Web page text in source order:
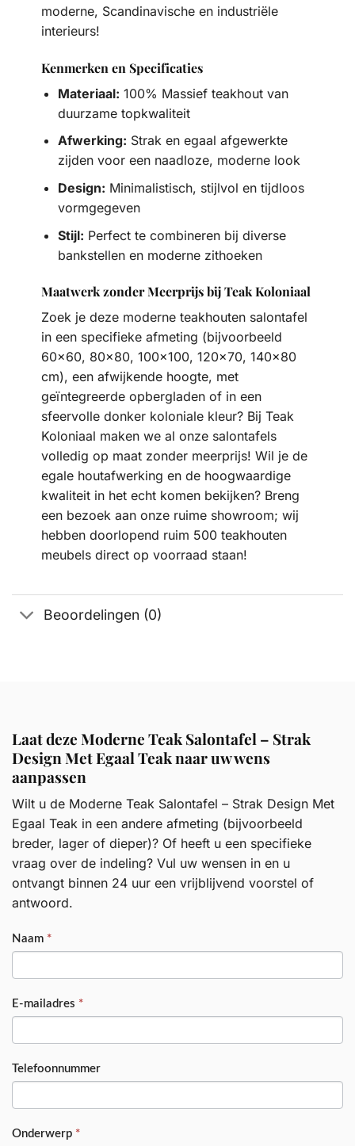
moderne, Scandinavische en industriële
interieurs!
Kenmerken en Specificaties
Materiaal: 100% Massief teakhout van
duurzame topkwaliteit
Afwerking: Strak en egaal afgewerkte
zijden voor een naadloze, moderne look
Design: Minimalistisch, stijlvol en tijdloos
vormgegeven
Stijl: Perfect te combineren bij diverse
bankstellen en moderne zithoeken
Maatwerk zonder Meerprijs bij Teak Koloniaal
Zoek je deze moderne teakhouten salontafel
in een specifieke afmeting (bijvoorbeeld
60×60, 80×80, 100×100, 120×70, 140×80
cm), een afwijkende hoogte, met
geïntegreerde opbergladen of in een
sfeervolle donker koloniale kleur? Bij Teak
Koloniaal maken we al onze salontafels
volledig op maat zonder meerprijs! Wil je de
egale houtafwerking en de hoogwaardige
kwaliteit in het echt komen bekijken? Breng
een bezoek aan onze ruime showroom; wij
hebben doorlopend ruim 500 teakhouten
meubels direct op voorraad staan!
Beoordelingen (0)
Laat deze Moderne Teak Salontafel – Strak
Design Met Egaal Teak naar uw wens
aanpassen
Wilt u de Moderne Teak Salontafel – Strak Design Met
Egaal Teak in een andere afmeting (bijvoorbeeld
breder, lager of dieper)? Of heeft u een specifieke
vraag over de indeling? Vul uw wensen in en u
ontvangt binnen 24 uur een vrijblijvend voorstel of
antwoord.
PRODUCT
Naam *
E-mailadres *
Telefoonnummer
Onderwerp *